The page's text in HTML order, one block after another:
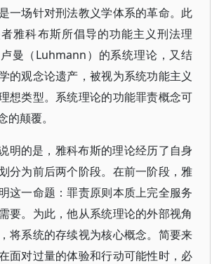
一场针对刑法教义学体系的革命。此
雅科布斯所倡导的功能主义刑法理
曼（Luhmann）的系统理论，又结
的观念论遗产，被视为系统功能主义
想类型。系统理论的功能罪责概念可
的颠覆。
明的是，雅科布斯的理论经历了自身
分为前后两个阶段。在前一阶段，雅
这一命题：罪责原则本质上完全服务
要。为此，他从系统理论的外部视角
将系统的存续视为核心概念。简要来
面对过量的体验和行动可能性时，必